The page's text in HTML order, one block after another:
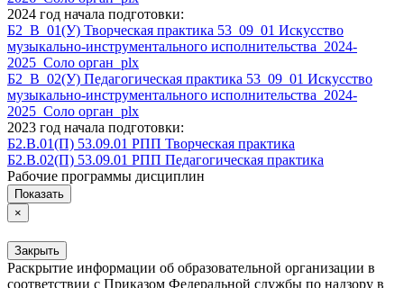
2024 год начала подготовки:
Б2_В_01(У) Творческая практика 53_09_01 Искусство
музыкально-инструментального исполнительства_2024-
2025_Соло орган_plx
Б2_В_02(У) Педагогическая практика 53_09_01 Искусство
музыкально-инструментального исполнительства_2024-
2025_Соло орган_plx
2023 год начала подготовки:
Б2.В.01(П) 53.09.01 РПП Творческая практика
Б2.В.02(П) 53.09.01 РПП Педагогическая практика
Рабочие программы дисциплин
Показать
×
Закрыть
Раскрытие информации об образовательной организации в
соответствии с Приказом Федеральной службы по надзору в